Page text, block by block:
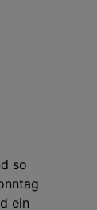
so
ein